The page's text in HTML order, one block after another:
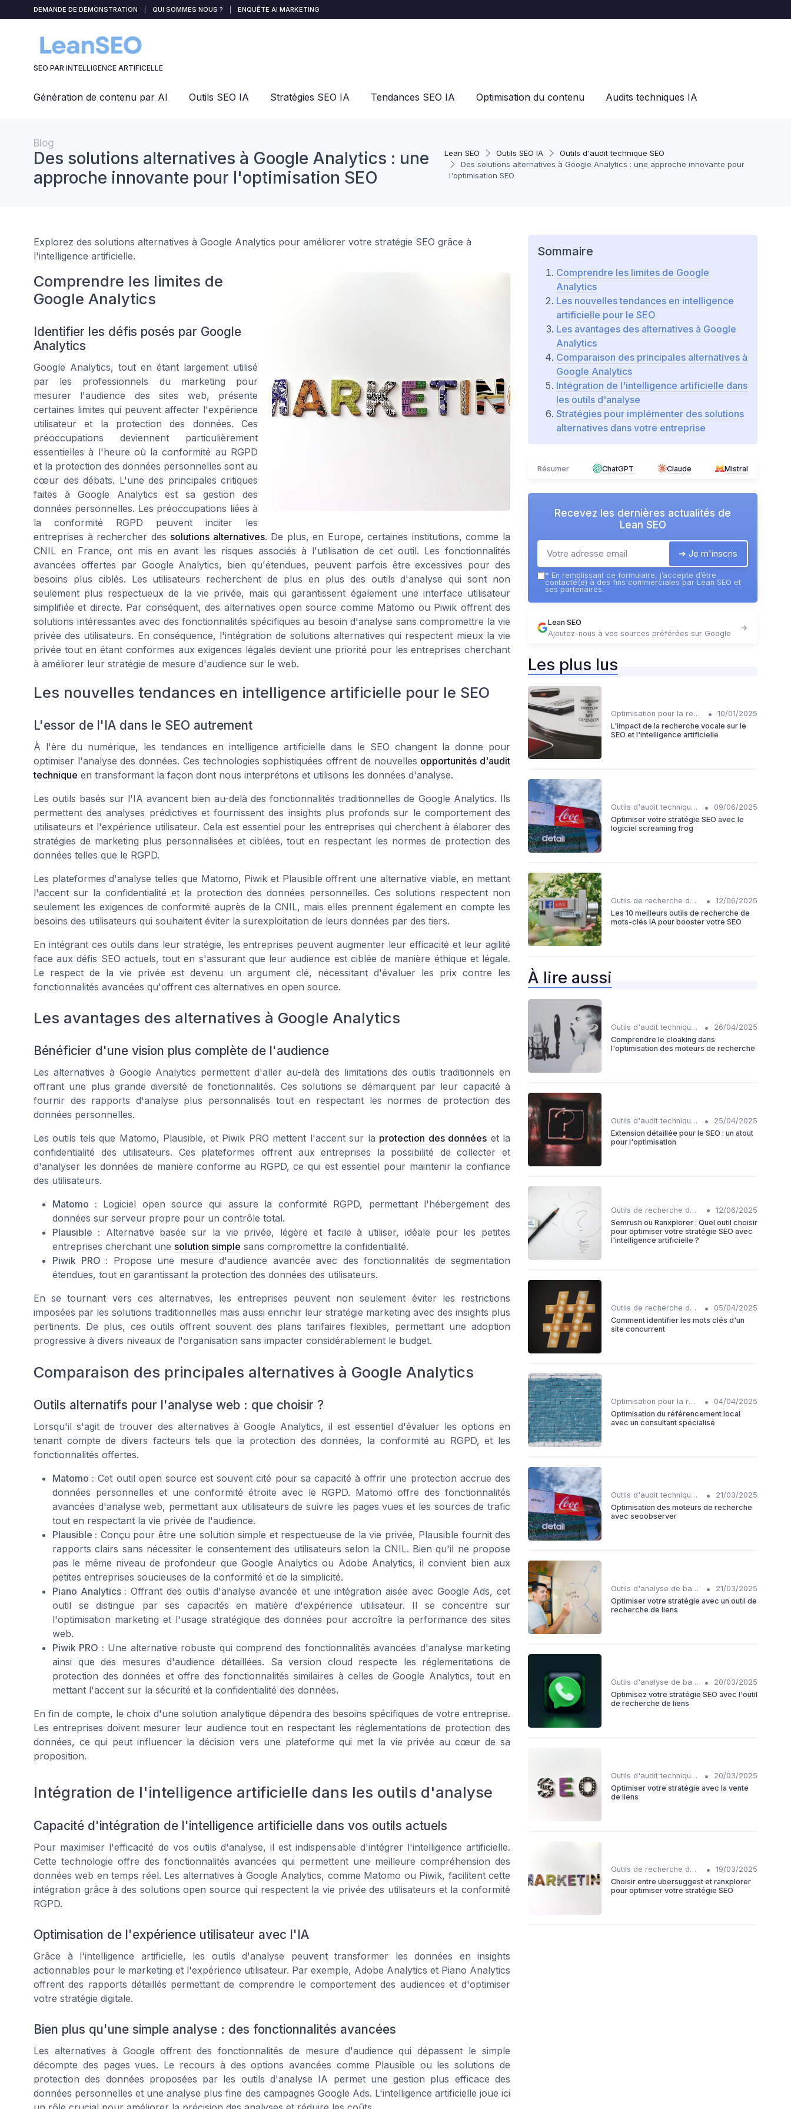
DEMANDE DE DÉMONSTRATION QUI SOMMES NOUS ? ENQUÊTE AI MARKETING
SEO PAR INTELLIGENCE ARTIFICELLE
Génération de contenu par AI Outils SEO IA Stratégies SEO IA Tendances SEO IA Optimisation du contenu Audits techniques IA
Lean SEO Outils SEO IA
Outils d'audit technique SEO
Des solutions alternatives à Google Analytics : une approche innovante pour
l'optimisation SEO
Blog
Des solutions alternatives à Google Analytics : une
approche innovante pour l'optimisation SEO
Explorez des solutions alternatives à Google Analytics pour améliorer votre stratégie SEO grâce à
l'intelligence artificielle.
Comprendre les limites de
Google Analytics
Identifier les défis posés par Google
Analytics
Google Analytics, tout en étant largement utilisé
par les professionnels du marketing pour
mesurer l'audience des sites web, présente
certaines limites qui peuvent affecter l'expérience
utilisateur et la protection des données. Ces
préoccupations deviennent particulièrement
essentielles à l'heure où la conformité au RGPD
et la protection des données personnelles sont au
cœur des débats. L'une des principales critiques
faites à Google Analytics est sa gestion des
données personnelles. Les préoccupations liées à
la conformité RGPD peuvent inciter les
entreprises à rechercher des solutions alternatives. De plus, en Europe, certaines institutions, comme la
CNIL en France, ont mis en avant les risques associés à l'utilisation de cet outil. Les fonctionnalités
avancées offertes par Google Analytics, bien qu'étendues, peuvent parfois être excessives pour des
besoins plus ciblés. Les utilisateurs recherchent de plus en plus des outils d'analyse qui sont non
seulement plus respectueux de la vie privée, mais qui garantissent également une interface utilisateur
simplifiée et directe. Par conséquent, des alternatives open source comme Matomo ou Piwik offrent des
solutions intéressantes avec des fonctionnalités spécifiques au besoin d'analyse sans compromettre la vie
privée des utilisateurs. En conséquence, l'intégration de solutions alternatives qui respectent mieux la vie
privée tout en étant conformes aux exigences légales devient une priorité pour les entreprises cherchant
à améliorer leur stratégie de mesure d'audience sur le web.
Les nouvelles tendances en intelligence artificielle pour le SEO
L'essor de l'IA dans le SEO autrement
À l'ère du numérique, les tendances en intelligence artificielle dans le SEO changent la donne pour
optimiser l'analyse des données. Ces technologies sophistiquées offrent de nouvelles opportunités d'audit
technique en transformant la façon dont nous interprétons et utilisons les données d'analyse.
Les outils basés sur l'IA avancent bien au-delà des fonctionnalités traditionnelles de Google Analytics. Ils
permettent des analyses prédictives et fournissent des insights plus profonds sur le comportement des
utilisateurs et l'expérience utilisateur. Cela est essentiel pour les entreprises qui cherchent à élaborer des
stratégies de marketing plus personnalisées et ciblées, tout en respectant les normes de protection des
données telles que le RGPD.
Les plateformes d'analyse telles que Matomo, Piwik et Plausible offrent une alternative viable, en mettant
l'accent sur la confidentialité et la protection des données personnelles. Ces solutions respectent non
seulement les exigences de conformité auprès de la CNIL, mais elles prennent également en compte les
besoins des utilisateurs qui souhaitent éviter la surexploitation de leurs données par des tiers.
En intégrant ces outils dans leur stratégie, les entreprises peuvent augmenter leur efficacité et leur agilité
face aux défis SEO actuels, tout en s'assurant que leur audience est ciblée de manière éthique et légale.
Le respect de la vie privée est devenu un argument clé, nécessitant d'évaluer les prix contre les
fonctionnalités avancées qu'offrent ces alternatives en open source.
Les avantages des alternatives à Google Analytics
Bénéficier d'une vision plus complète de l'audience
Les alternatives à Google Analytics permettent d'aller au-delà des limitations des outils traditionnels en
offrant une plus grande diversité de fonctionnalités. Ces solutions se démarquent par leur capacité à
fournir des rapports d'analyse plus personnalisés tout en respectant les normes de protection des
données personnelles.
Les outils tels que Matomo, Plausible, et Piwik PRO mettent l'accent sur la protection des données et la
confidentialité des utilisateurs. Ces plateformes offrent aux entreprises la possibilité de collecter et
d'analyser les données de manière conforme au RGPD, ce qui est essentiel pour maintenir la confiance
des utilisateurs.
Matomo : Logiciel open source qui assure la conformité RGPD, permettant l'hébergement des
données sur serveur propre pour un contrôle total.
Plausible : Alternative basée sur la vie privée, légère et facile à utiliser, idéale pour les petites
entreprises cherchant une solution simple sans compromettre la confidentialité.
Piwik PRO : Propose une mesure d'audience avancée avec des fonctionnalités de segmentation
étendues, tout en garantissant la protection des données des utilisateurs.
En se tournant vers ces alternatives, les entreprises peuvent non seulement éviter les restrictions
imposées par les solutions traditionnelles mais aussi enrichir leur stratégie marketing avec des insights plus
pertinents. De plus, ces outils offrent souvent des plans tarifaires flexibles, permettant une adoption
progressive à divers niveaux de l'organisation sans impacter considérablement le budget.
Comparaison des principales alternatives à Google Analytics
Outils alternatifs pour l'analyse web : que choisir ?
Lorsqu'il s'agit de trouver des alternatives à Google Analytics, il est essentiel d'évaluer les options en
tenant compte de divers facteurs tels que la protection des données, la conformité au RGPD, et les
fonctionnalités offertes.
Matomo : Cet outil open source est souvent cité pour sa capacité à offrir une protection accrue des
données personnelles et une conformité étroite avec le RGPD. Matomo offre des fonctionnalités
avancées d'analyse web, permettant aux utilisateurs de suivre les pages vues et les sources de trafic
tout en respectant la vie privée de l'audience.
Plausible : Conçu pour être une solution simple et respectueuse de la vie privée, Plausible fournit des
rapports clairs sans nécessiter le consentement des utilisateurs selon la CNIL. Bien qu'il ne propose
pas le même niveau de profondeur que Google Analytics ou Adobe Analytics, il convient bien aux
petites entreprises soucieuses de la conformité et de la simplicité.
Piano Analytics : Offrant des outils d'analyse avancée et une intégration aisée avec Google Ads, cet
outil se distingue par ses capacités en matière d'expérience utilisateur. Il se concentre sur
l'optimisation marketing et l'usage stratégique des données pour accroître la performance des sites
web.
Piwik PRO : Une alternative robuste qui comprend des fonctionnalités avancées d'analyse marketing
ainsi que des mesures d'audience détaillées. Sa version cloud respecte les réglementations de
protection des données et offre des fonctionnalités similaires à celles de Google Analytics, tout en
mettant l'accent sur la sécurité et la confidentialité des données.
En fin de compte, le choix d'une solution analytique dépendra des besoins spécifiques de votre entreprise.
Les entreprises doivent mesurer leur audience tout en respectant les réglementations de protection des
données, ce qui peut influencer la décision vers une plateforme qui met la vie privée au cœur de sa
proposition.
Intégration de l'intelligence artificielle dans les outils d'analyse
Capacité d'intégration de l'intelligence artificielle dans vos outils actuels
Pour maximiser l'efficacité de vos outils d'analyse, il est indispensable d'intégrer l'intelligence artificielle.
Cette technologie offre des fonctionnalités avancées qui permettent une meilleure compréhension des
données web en temps réel. Les alternatives à Google Analytics, comme Matomo ou Piwik, facilitent cette
intégration grâce à des solutions open source qui respectent la vie privée des utilisateurs et la conformité
RGPD.
Optimisation de l'expérience utilisateur avec l'IA
Grâce à l'intelligence artificielle, les outils d'analyse peuvent transformer les données en insights
actionnables pour le marketing et l'expérience utilisateur. Par exemple, Adobe Analytics et Piano Analytics
offrent des rapports détaillés permettant de comprendre le comportement des audiences et d'optimiser
votre stratégie digitale.
Bien plus qu'une simple analyse : des fonctionnalités avancées
Les alternatives à Google offrent des fonctionnalités de mesure d'audience qui dépassent le simple
décompte des pages vues. Le recours à des options avancées comme Plausible ou les solutions de
protection des données proposées par les outils d'analyse IA permet une gestion plus efficace des
données personnelles et une analyse plus fine des campagnes Google Ads. L'intelligence artificielle joue ici
Sommaire
Comprendre les limites de Google
Analytics
Les nouvelles tendances en intelligence
artificielle pour le SEO
Les avantages des alternatives à Google
Analytics
Comparaison des principales alternatives à
Google Analytics
Intégration de l'intelligence artificielle dans
les outils d'analyse
Stratégies pour implémenter des solutions
alternatives dans votre entreprise
Résumer ChatGPT Claude Mistral
Recevez les dernières actualités de
Lean SEO
➔ Je m'inscris
* En remplissant ce formulaire, j’accepte d’être
contacté(e) à des fins commerciales par Lean SEO et
ses partenaires.
Lean SEO
Ajoutez-nous à vos sources préférées sur Google
Les plus lus
Optimisation pour la recherche vocale •
10/01/2025
L'impact de la recherche vocale sur le
SEO et l'intelligence artificielle
Outils d'audit technique SEO •
09/06/2025
Optimiser votre stratégie SEO avec le
logiciel screaming frog
Outils de recherche de mots-clés IA •
12/06/2025
Les 10 meilleurs outils de recherche de
mots-clés IA pour booster votre SEO
À lire aussi
Outils d'audit technique SEO •
26/04/2025
Comprendre le cloaking dans
l'optimisation des moteurs de recherche
Outils d'audit technique SEO •
25/04/2025
Extension détaillée pour le SEO : un atout
pour l'optimisation
Outils de recherche de mots-clés IA •
12/06/2025
Semrush ou Ranxplorer : Quel outil choisir
pour optimiser votre stratégie SEO avec
l'intelligence artificielle ?
Outils de recherche de mots-clés IA •
05/04/2025
Comment identifier les mots clés d'un
site concurrent
Optimisation pour la recherche vocale •
04/04/2025
Optimisation du référencement local
avec un consultant spécialisé
Outils d'audit technique SEO •
21/03/2025
Optimisation des moteurs de recherche
avec seoobserver
Outils d'analyse de backlinks IA •
21/03/2025
Optimiser votre stratégie avec un outil de
recherche de liens
Outils d'analyse de backlinks IA •
20/03/2025
Optimisez votre stratégie SEO avec l'outil
de recherche de liens
Outils d'audit technique SEO •
20/03/2025
Optimiser votre stratégie avec la vente
de liens
Outils de recherche de mots-clés IA •
19/03/2025
Choisir entre ubersuggest et ranxplorer
pour optimiser votre stratégie SEO
Panneau de gestion des cookies